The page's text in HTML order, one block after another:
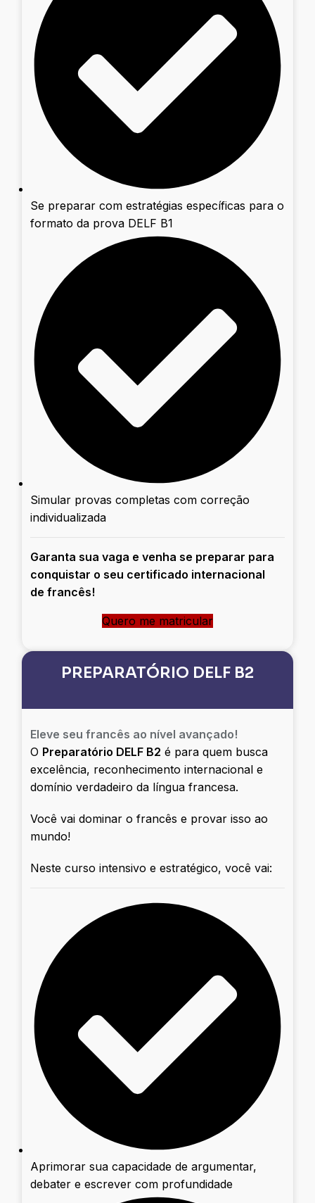
PREPARATÓRIO DELF B2
Eleve seu francês ao nível avançado!
O Preparatório DELF B2 é para quem busca
excelência, reconhecimento internacional e
domínio verdadeiro da língua francesa.
Você vai dominar o francês e provar isso ao
mundo!
Neste curso intensivo e estratégico, você vai:
Aprimorar sua capacidade de argumentar,
debater e escrever com profundidade
Se preparar com estratégias específicas para o
formato da prova DELF B1
Simular provas completas com correção
individualizada
Garanta sua vaga e venha se preparar para
conquistar o seu certificado internacional
de francês!
Quero me matricular